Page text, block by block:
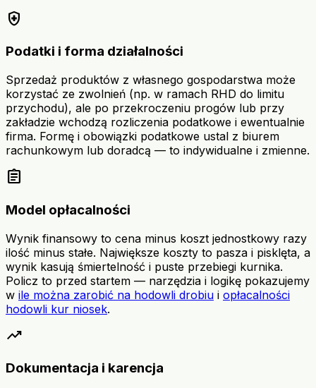
health_and_safety
Podatki i forma działalności
Sprzedaż produktów z własnego gospodarstwa może
korzystać ze zwolnień (np. w ramach RHD do limitu
przychodu), ale po przekroczeniu progów lub przy
zakładzie wchodzą rozliczenia podatkowe i ewentualnie
firma. Formę i obowiązki podatkowe ustal z biurem
rachunkowym lub doradcą — to indywidualne i zmienne.
assignment
Model opłacalności
Wynik finansowy to cena minus koszt jednostkowy razy
ilość minus stałe. Największe koszty to pasza i pisklęta, a
wynik kasują śmiertelność i puste przebiegi kurnika.
Policz to przed startem — narzędzia i logikę pokazujemy
w ile można zarobić na hodowli drobiu i opłacalności
hodowli kur niosek.
trending_up
Dokumentacja i karencja